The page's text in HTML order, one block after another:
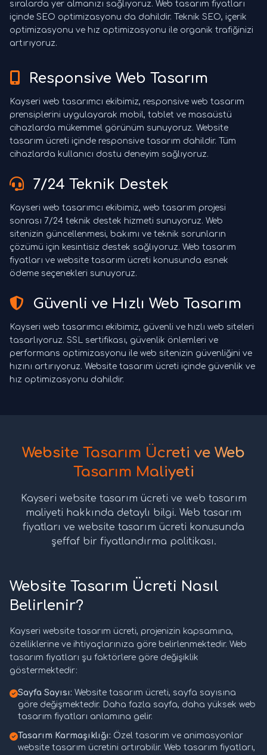
sıralarda yer almanızı sağlıyoruz. Web tasarım fiyatları
içinde SEO optimizasyonu da dahildir. Teknik SEO, içerik
optimizasyonu ve hız optimizasyonu ile organik trafiğinizi
artırıyoruz.
Responsive Web Tasarım
Kayseri web tasarımcı ekibimiz, responsive web tasarım
prensiplerini uygulayarak mobil, tablet ve masaüstü
cihazlarda mükemmel görünüm sunuyoruz. Website
tasarım ücreti içinde responsive tasarım dahildir. Tüm
cihazlarda kullanıcı dostu deneyim sağlıyoruz.
7/24 Teknik Destek
Kayseri web tasarımcı ekibimiz, web tasarım projesi
sonrası 7/24 teknik destek hizmeti sunuyoruz. Web
sitenizin güncellenmesi, bakımı ve teknik sorunların
çözümü için kesintisiz destek sağlıyoruz. Web tasarım
fiyatları ve website tasarım ücreti konusunda esnek
ödeme seçenekleri sunuyoruz.
Güvenli ve Hızlı Web Tasarım
Kayseri web tasarımcı ekibimiz, güvenli ve hızlı web siteleri
tasarlıyoruz. SSL sertifikası, güvenlik önlemleri ve
performans optimizasyonu ile web sitenizin güvenliğini ve
hızını artırıyoruz. Website tasarım ücreti içinde güvenlik ve
hız optimizasyonu dahildir.
Website Tasarım Ücreti ve Web
Tasarım Maliyeti
Kayseri website tasarım ücreti ve web tasarım
maliyeti hakkında detaylı bilgi. Web tasarım
fiyatları ve website tasarım ücreti konusunda
şeffaf bir fiyatlandırma politikası.
Website Tasarım Ücreti Nasıl
Belirlenir?
Kayseri website tasarım ücreti, projenizin kapsamına,
özelliklerine ve ihtiyaçlarınıza göre belirlenmektedir. Web
tasarım fiyatları şu faktörlere göre değişiklik
göstermektedir:
Sayfa Sayısı: Website tasarım ücreti, sayfa sayısına
göre değişmektedir. Daha fazla sayfa, daha yüksek web
tasarım fiyatları anlamına gelir.
Tasarım Karmaşıklığı: Özel tasarım ve animasyonlar
website tasarım ücretini artırabilir. Web tasarım fiyatları,